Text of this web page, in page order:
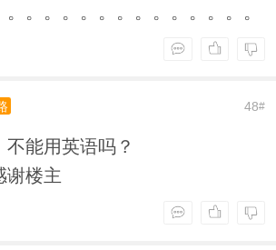
。。。。。。。。。。。。。
48#
能用英语吗？
谢楼主